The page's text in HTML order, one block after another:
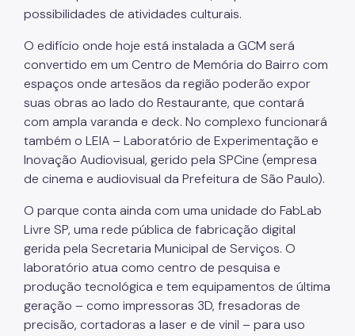
possibilidades de atividades culturais.
O edifício onde hoje está instalada a GCM será
convertido em um Centro de Memória do Bairro com
espaços onde artesãos da região poderão expor
suas obras ao lado do Restaurante, que contará
com ampla varanda e deck. No complexo funcionará
também o LEIA – Laboratório de Experimentação e
Inovação Audiovisual, gerido pela SPCine (empresa
de cinema e audiovisual da Prefeitura de São Paulo).
O parque conta ainda com uma unidade do FabLab
Livre SP, uma rede pública de fabricação digital
gerida pela Secretaria Municipal de Serviços. O
laboratório atua como centro de pesquisa e
produção tecnológica e tem equipamentos de última
geração – como impressoras 3D, fresadoras de
precisão, cortadoras a laser e de vinil – para uso